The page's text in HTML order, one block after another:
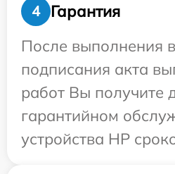
4
Гарантия
После выполнения
подписания акта
работ Вы получите
гарантийном
устройства HP